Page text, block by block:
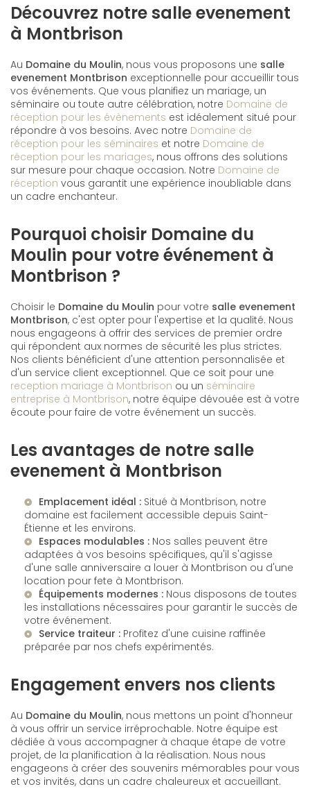
Découvrez notre salle evenement
à Montbrison
Au Domaine du Moulin, nous vous proposons une salle
evenement Montbrison exceptionnelle pour accueillir tous
vos événements. Que vous planifiez un mariage, un
séminaire ou toute autre célébration, notre Domaine de
réception pour les évènements est idéalement situé pour
répondre à vos besoins. Avec notre Domaine de
réception pour les séminaires et notre Domaine de
réception pour les mariages, nous offrons des solutions
sur mesure pour chaque occasion. Notre Domaine de
réception vous garantit une expérience inoubliable dans
un cadre enchanteur.
Pourquoi choisir Domaine du
Moulin pour votre événement à
Montbrison ?
Choisir le Domaine du Moulin pour votre salle evenement
Montbrison, c'est opter pour l'expertise et la qualité. Nous
nous engageons à offrir des services de premier ordre
qui répondent aux normes de sécurité les plus strictes.
Nos clients bénéficient d'une attention personnalisée et
d'un service client exceptionnel. Que ce soit pour une
reception mariage à Montbrison ou un séminaire
entreprise à Montbrison, notre équipe dévouée est à votre
écoute pour faire de votre événement un succès.
Les avantages de notre salle
evenement à Montbrison
Emplacement idéal : Situé à Montbrison, notre
domaine est facilement accessible depuis Saint-
Étienne et les environs.
Espaces modulables : Nos salles peuvent être
adaptées à vos besoins spécifiques, qu'il s'agisse
d'une salle anniversaire a louer à Montbrison ou d'une
location pour fete à Montbrison.
Équipements modernes : Nous disposons de toutes
les installations nécessaires pour garantir le succès de
votre événement.
Service traiteur : Profitez d'une cuisine raffinée
préparée par nos chefs expérimentés.
Engagement envers nos clients
Au Domaine du Moulin, nous mettons un point d'honneur
à vous offrir un service irréprochable. Notre équipe est
dédiée à vous accompagner à chaque étape de votre
projet, de la planification à la réalisation. Nous nous
engageons à créer des souvenirs mémorables pour vous
et vos invités, dans un cadre chaleureux et accueillant.